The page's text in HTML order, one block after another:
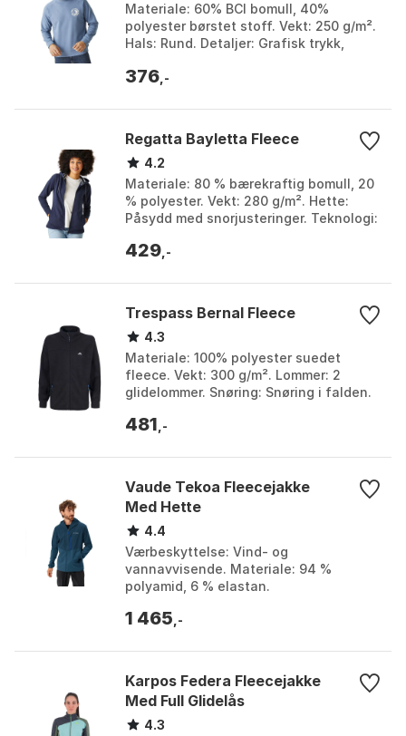
Materiale: 60% BCI bomull, 40%
polyester børstet stoff. Vekt: 250 g/m².
Hals: Rund. Detaljer: Grafisk trykk,
blue, Glacier ...
376 ,-
Regatta Bayletta Fleece
4.2
Materiale: 80 % bærekraftig bomull, 20
% polyester. Vekt: 280 g/m². Hette:
Påsydd med snorjusteringer. Teknologi:
Navy, N...
429 ,-
Trespass Bernal Fleece
4.3
Materiale: 100% polyester suedet
fleece. Vekt: 300 g/m². Lommer: 2
glidelommer. Snøring: Snøring i falden.
Størrelse: 3X...
481 ,-
Vaude Tekoa Fleecejakke
Med Hette
4.4
Værbeskyttelse: Vind- og
vannavvisende. Materiale: 94 %
polyamid, 6 % elastan.
miljøvennlig. Spesielle funksjoner:
1 465 ,-
Karpos Federa Fleecejakke
Med Full Glidelås
4.3